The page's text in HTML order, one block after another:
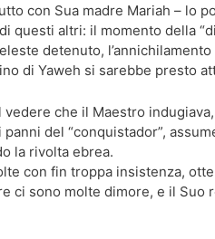
con Sua madre Mariah – lo
questi altri: il momento della
detenuto,
di Yaweh si sarebbe presto
vedere che il Maestro
del “conquistador”,
la rivolta ebrea.
con fin troppa insistenza,
ci sono molte dimore, e il Suo